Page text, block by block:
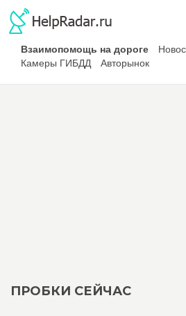
Взаимопомощь на дороге
Камеры ГИБДД
Авторынок
ПРОБКИ СЕЙЧАС